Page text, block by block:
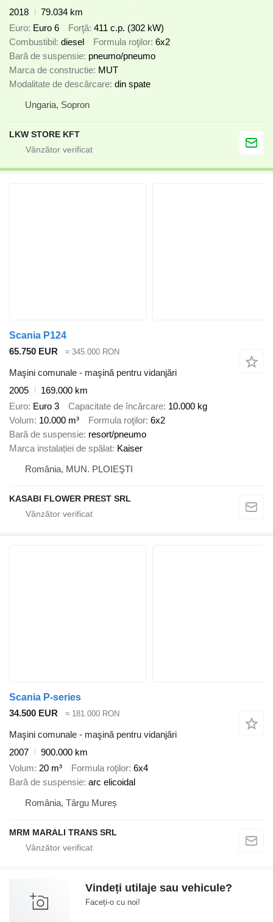
2018
79.034 km
Euro Euro 6 Forţă 411 c.p. (302 kW)
Combustibil diesel Formula roţilor 6x2
Bară de suspensie pneumo/pneumo
Marca de constructie MUT
Modalitate de descărcare din spate
Ungaria, Sopron
LKW STORE KFT
Scania P124
65.750 EUR
≈ 345.000 RON
Maşini comunale - maşină pentru vidanjări
2005
169.000 km
Euro Euro 3 Capacitate de încărcare 10.000 kg
Volum 10.000 m³ Formula roţilor 6x2
Bară de suspensie resort/pneumo
Marca instalației de spălat Kaiser
România, MUN. PLOIEŞTI
KASABI FLOWER PREST SRL
Scania P-series
34.500 EUR
≈ 181.000 RON
Maşini comunale - maşină pentru vidanjări
2007
900.000 km
Volum 20 m³ Formula roţilor 6x4
Bară de suspensie arc elicoidal
România, Târgu Mureș
MRM MARALI TRANS SRL
Vindeți utilaje sau vehicule?
Faceți-o cu noi!